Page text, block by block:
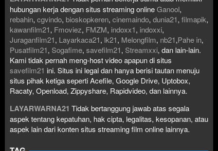
hubungan kerja dengan situs streaming onlineGanool,
rebahin, cgvindo, bioskopkeren, cinemaindo, dunia21, filmapik,
kawanfilm21, Fmoviez, FMZM, indoxx1, indoxxi,
Juraganfilm21, Layarkaca21, lk21, Melongfilm, nb21,Pahe in,
Pusatfilm21, Sogafime, savefilm21, Streamxxi, dan lain-lain.
Kami tidak pernah meng-host video apapun di situs
savefilm21 ini. Situs ini legal dan hanya berisi tautan menuju
situs pihak ketiga seperti Acefile, Google Drive, Uptobox,
Racaty, Openload, Zippyshare, Rapidvideo, dan lainnya.
LAYARWARNA21 Tidak bertanggung jawab atas segala
aspek tentang kepatuhan, hak cipta, legalitas, kesopanan, atau
aspek lain dari konten situs streaming film online lainnya.